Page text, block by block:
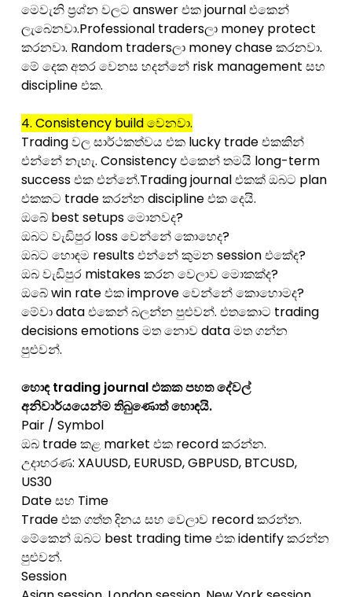
මෙවැනි ප්‍රශ්න වලට answer එක journal එකෙන්
ලැබෙනවා.Professional tradersලා money protect
කරනවා. Random tradersලා money chase කරනවා.
මේ දෙක අතර වෙනස හදන්නේ risk management සහ
discipline එක.
4. Consistency build වෙනවා.
Trading වල සාර්ථකත්වය එක lucky trade එකකින්
එන්නේ නැහැ. Consistency එකෙන් තමයි long-term
success එක එන්නේ.Trading journal එකක් ඔබට plan
එකකට trade කරන්න discipline එක දෙයි.
ඔබේ best setups මොනවද?
ඔබට වැඩිපුර loss වෙන්නේ කොහෙද?
ඔබට හොඳම results එන්නේ කුමන session එකේද?
ඔබ වැඩිපුර mistakes කරන වෙලාව මොකක්ද?
ඔබේ win rate එක improve වෙන්නේ කොහොමද?
මේවා data එකෙන් බලන්න පුළුවන්. එතකොට trading
decisions emotions මත නොව data මත ගන්න
පුළුවන්.
හොඳ trading journal එකක පහත දේවල්
අනිවාර්යයෙන්ම තිබුණොත් හොඳයි.
Pair / Symbol
ඔබ trade කළ market එක record කරන්න.
උදාහරණ: XAUUSD, EURUSD, GBPUSD, BTCUSD,
US30
Date සහ Time
Trade එක ගත්ත දිනය සහ වෙලාව record කරන්න.
මේකෙන් ඔබට best trading time එක identify කරන්න
පුළුවන්.
Session